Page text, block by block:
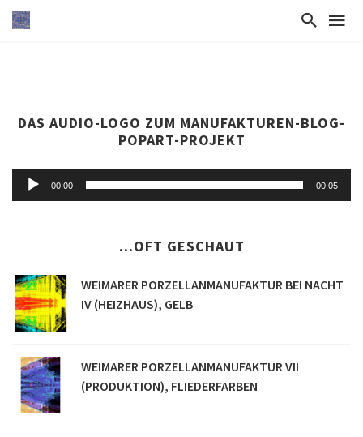
DAS AUDIO-LOGO ZUM MANUFAKTUREN-BLOG-
POPART-PROJEKT
Audio-
Player
00:00 00:05
...OFT GESCHAUT
WEIMARER PORZELLANMANUFAKTUR BEI NACHT
IV (HEIZHAUS), GELB
WEIMARER PORZELLANMANUFAKTUR VII
(PRODUKTION), FLIEDERFARBEN